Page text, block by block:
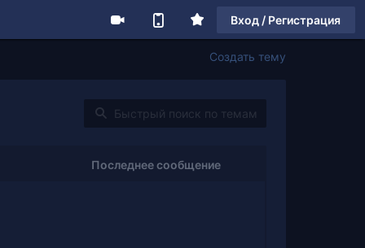
Вход / Регистрация
Создать тему
Последнее сообщение